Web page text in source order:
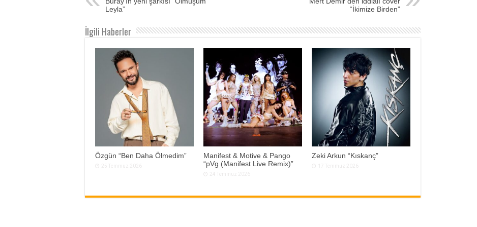
Leyla”
“İkimize Birden”
İlgili Haberler
Özgün “Ben Daha Ölmedim”
Manifest & Motive & Pango
“pVg (Manifest Live Remix)”
Zeki Arkun “Kıskanç”